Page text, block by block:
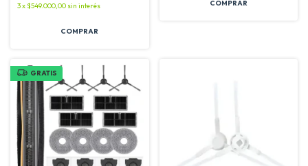
3x$549.000,00 sin interés
GRATIS